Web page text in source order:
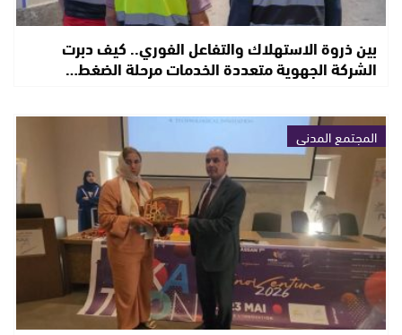
بين ذروة الاستهلاك والتفاعل الفوري.. كيف دبرت
الشركة الجهوية متعددة الخدمات مرحلة الضغط…
المجتمع المدني